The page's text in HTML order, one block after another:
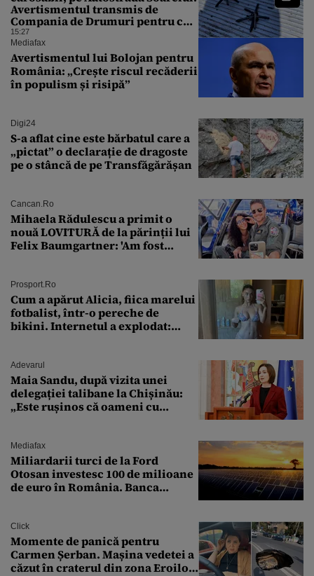
Avertismentul transmis de
Compania de Drumuri pentru cei
care tranzitează A2
15:27
Mediafax
Avertismentul lui Bolojan pentru
România: „Crește riscul recăderii
în populism și risipă”
Digi24
S-a aflat cine este bărbatul care a
„pictat” o declarație de dragoste
pe o stâncă de pe Transfăgărășan
Cancan.ro
Mihaela Rădulescu a primit o
nouă LOVITURĂ de la părinții lui
Felix Baumgartner: 'Am fost
Prosport.ro
Cum a apărut Alicia, fiica marelui
fotbalist, într-o pereche de
bikini. Internetul a explodat:
Adevarul
Maia Sandu, după vizita unei
delegației talibane la Chișinău:
„Este rușinos că oameni cu
Mediafax
Miliardarii turci de la Ford
Otosan investesc 100 de milioane
de euro în România. Banca
Click
Momente de panică pentru
Carmen Șerban. Mașina vedetei a
căzut în craterul din zona Eroilor: